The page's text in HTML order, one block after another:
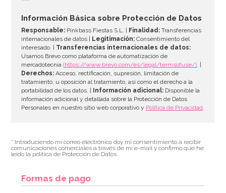
AÑADIR
Información Básica sobre Protección de Datos
Responsable: Pinkbass Fiestas S.L. | Finalidad: Transferencias
internacionales de datos |
Legitimación: Consentimiento del
interesado. | Transferencias internacionales de datos:
Usamos Brevo como plataforma de automatización de
mercadotecnia(https://www.brevo.com/es/legal/termsofuse/). |
Derechos: Acceso, rectificación, supresión, limitación de
tratamiento, u oposición al tratamiento, así como el derecho a la
portabilidad de los datos. |
Información adicional: Disponible la
información adicional y detallada sobre la Protección de Datos
Personales en nuestro sitio web corporativo y Política de Privacidad.
* Introduciendo mi correo electrónico doy mi consentimiento a recibir
comunicaciones comerciales a través de mi e-mail y confirmo que he
leído la política de Protección de Datos.
Formas de pago